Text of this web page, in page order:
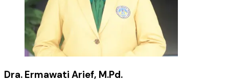
Dra. Ermawati Arief, M.Pd.